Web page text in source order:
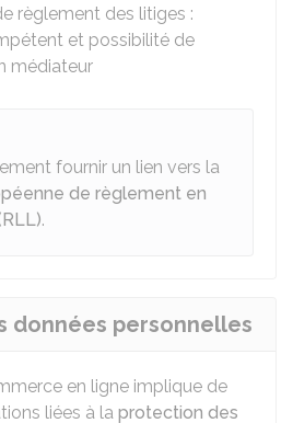
règlement des litiges :
et possibilité de
médiateur
fournir un lien vers la
de règlement en
.
données personnelles
en ligne implique de
liées à la protection des